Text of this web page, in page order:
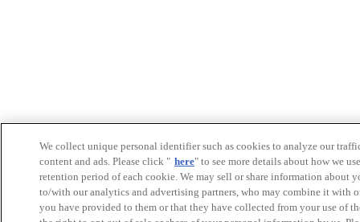
We collect unique personal identifier such as cookies to analyze our
content and ads. Please click " here" to see more details about how we
retention period of each cookie. We may sell or share information about
to/with our analytics and advertising partners, who may combine it with
you have provided to them or that they have collected from your use of